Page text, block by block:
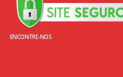
ENCONTRE-NOS